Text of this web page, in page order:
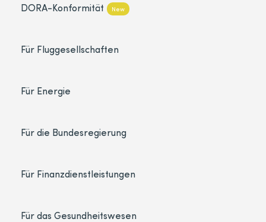
DORA-Konformität New
Für Fluggesellschaften
Für Energie
Für die Bundesregierung
Für Finanzdienstleistungen
Für das Gesundheitswesen